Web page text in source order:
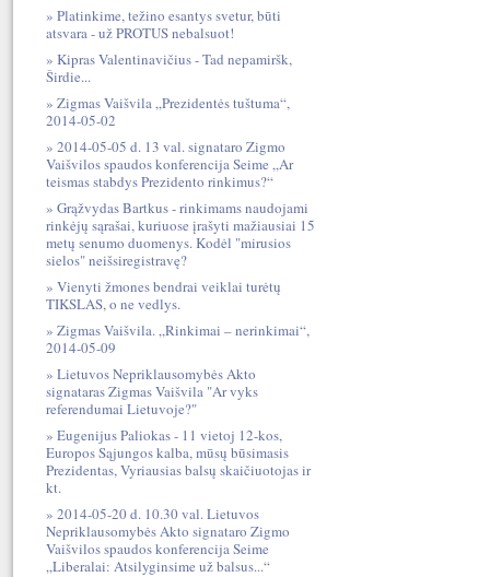
Platinkime, težino esantys svetur, būti
atsvara - už PROTUS nebalsuot!
Kipras Valentinavičius - Tad nepamiršk,
Širdie...
Zigmas Vaišvila „Prezidentės tuštuma“,
2014-05-02
2014-05-05 d. 13 val. signataro Zigmo
Vaišvilos spaudos konferencija Seime „Ar
teismas stabdys Prezidento rinkimus?“
Grąžvydas Bartkus - rinkimams naudojami
rinkėjų sąrašai, kuriuose įrašyti mažiausiai 15
metų senumo duomenys. Kodėl "mirusios
sielos" neišsiregistravę?
Vienyti žmones bendrai veiklai turėtų
TIKSLAS, o ne vedlys.
Zigmas Vaišvila. „Rinkimai – nerinkimai“,
2014-05-09
Lietuvos Nepriklausomybės Akto
signataras Zigmas Vaišvila "Ar vyks
referendumai Lietuvoje?"
Eugenijus Paliokas - 11 vietoj 12-kos,
Europos Sąjungos kalba, mūsų būsimasis
Prezidentas, Vyriausias balsų skaičiuotojas ir
kt.
2014-05-20 d. 10.30 val. Lietuvos
Nepriklausomybės Akto signataro Zigmo
Vaišvilos spaudos konferencija Seime
„Liberalai: Atsilyginsime už balsus...“